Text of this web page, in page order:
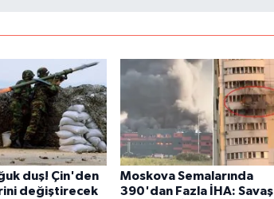
duş! Çin'den
değiştirecek
Moskova Semalarında
390'dan Fazla İHA: Savaş